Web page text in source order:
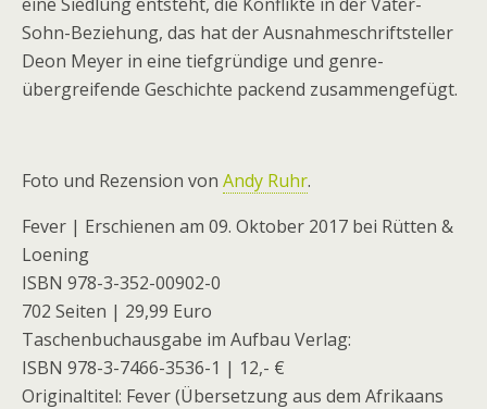
Sohn-Beziehung, das hat der Ausnahmeschriftsteller
Deon Meyer in eine tiefgründige und genre-
übergreifende Geschichte packend zusammengefügt.
Foto und Rezension von Andy Ruhr.
Fever | Erschienen am 09. Oktober 2017 bei Rütten &
Loening
ISBN 978-3-352-00902-0
702 Seiten | 29,99 Euro
Taschenbuchausgabe im Aufbau Verlag:
ISBN 978-3-7466-3536-1 | 12,- €
Originaltitel: Fever (Übersetzung aus dem Afrikaans